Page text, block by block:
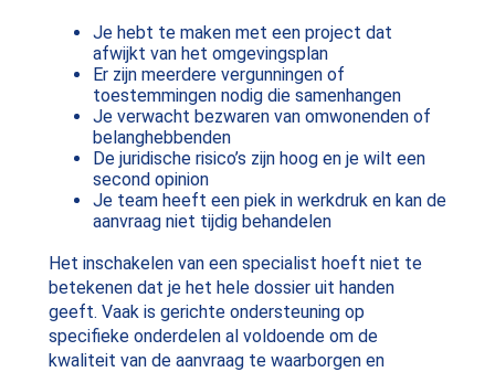
Je hebt te maken met een project dat
afwijkt van het omgevingsplan
Er zijn meerdere vergunningen of
toestemmingen nodig die samenhangen
Je verwacht bezwaren van omwonenden of
belanghebbenden
De juridische risico’s zijn hoog en je wilt een
second opinion
Je team heeft een piek in werkdruk en kan de
aanvraag niet tijdig behandelen
Het inschakelen van een specialist hoeft niet te
betekenen dat je het hele dossier uit handen
geeft. Vaak is gerichte ondersteuning op
specifieke onderdelen al voldoende om de
kwaliteit van de aanvraag te waarborgen en